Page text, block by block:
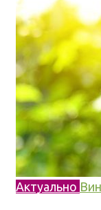
Актуально